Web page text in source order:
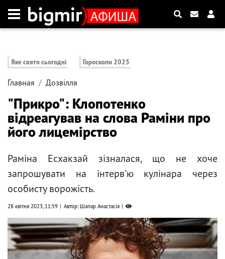
Яке свято сьогодні Гороскопи 2025
Главная Дозвілля
"Прикро": Клопотенко
відреагував на слова Раміни про
його лицемірство
Раміна Есхакзай зізналася, що не хоче
запрошувати на інтерв'ю кулінара через
особисту ворожість.
28 квітня 2023, 11:59 Автор: Шапар Анастасія